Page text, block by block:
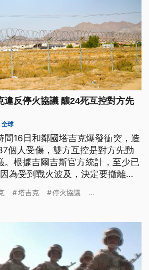
違反停火協議 釀24死互控對方先
全球
間16日和鄰國塔吉克爆發衝突，造
個人受傷，雙方互控是對方先動
。根據吉爾吉斯官方統計，至少已
為受到戰火波及，決定要撤離家
塔吉克 停火協議 ...